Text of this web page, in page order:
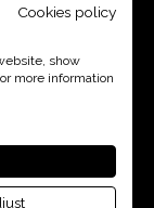
Cookies policy
show
more information